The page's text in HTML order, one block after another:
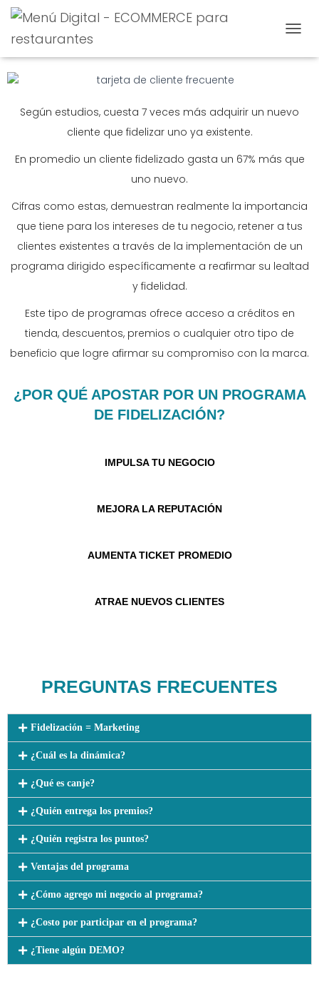
ATRAE Y FIDELIZA A TUS CLIENTES
Según estudios, cuesta 7 veces más adquirir un nuevo
cliente que fidelizar uno ya existente.
En promedio un cliente fidelizado gasta un 67% más que
uno nuevo.
Cifras como estas, demuestran realmente la importancia
que tiene para los intereses de tu negocio, retener a tus
clientes existentes a través de la implementación de un
programa dirigido específicamente a reafirmar su lealtad
y fidelidad.
Este tipo de programas ofrece acceso a créditos en
tienda, descuentos, premios o cualquier otro tipo de
beneficio que logre afirmar su compromiso con la marca.
¿POR QUÉ APOSTAR POR UN PROGRAMA
DE FIDELIZACIÓN?
IMPULSA TU NEGOCIO
MEJORA LA REPUTACIÓN
AUMENTA TICKET PROMEDIO
ATRAE NUEVOS CLIENTES
PREGUNTAS FRECUENTES
Fidelización = Marketing
¿Cuál es la dinámica?
¿Qué es canje?
¿Quién entrega los premios?
¿Quién registra los puntos?
Ventajas del programa
¿Cómo agrego mi negocio al programa?
¿Costo por participar en el programa?
¿Tiene algún DEMO?